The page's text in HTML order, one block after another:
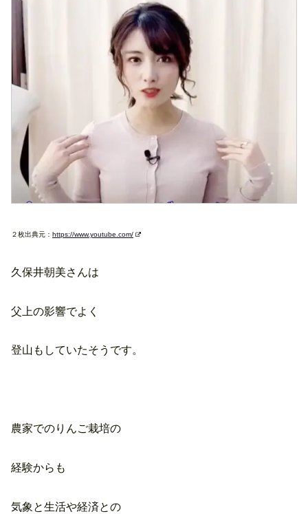
２枚出典元： https://www.youtube.com/
久保井朝美さんは
父上の影響でよく
登山もしていたそうです。
農家でのりんご栽培の
経験からも
気象と生活や経済との